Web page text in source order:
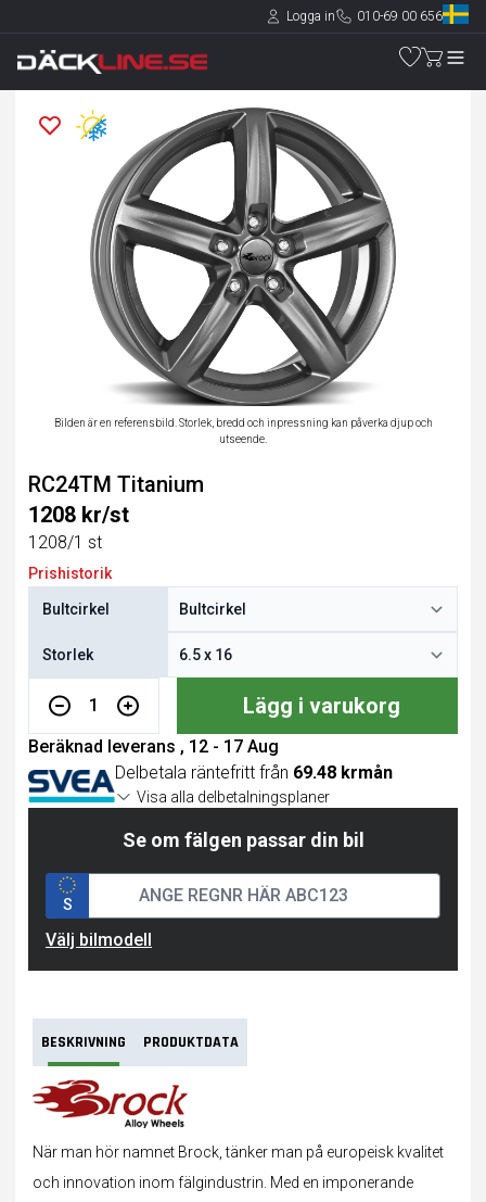
Logga in 010-69 00 656
Bilden är en referensbild. Storlek, bredd och inpressning kan påverka djup och
utseende.
RC24TM Titanium
1208 kr/st
1208/1 st
Prishistorik
Bultcirkel
Storlek
1 Lägg i varukorg
Beräknad leverans , 12 - 17 Aug
Delbetala räntefritt från 69.48 krmån
Visa alla delbetalningsplaner
Se om fälgen passar din bil
S
Välj bilmodell
BESKRIVNING PRODUKTDATA
När man hör namnet Brock, tänker man på europeisk kvalitet
och innovation inom fälgindustrin. Med en imponerande